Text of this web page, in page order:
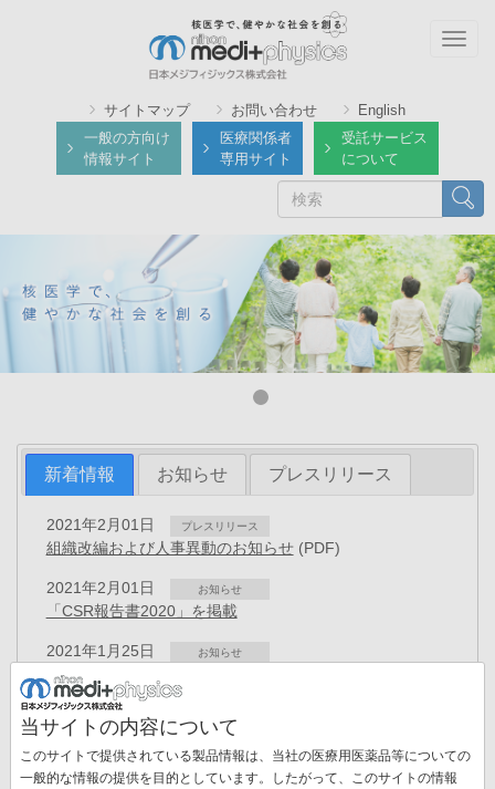
サイトマップ お問い合わせ
English
一般の方向け
情報サイト
医療関係者
専用サイト
受託サービス
について
検索
新着情報 お知らせ プレスリリース
2021年2月01日 プレスリリース
組織改編および人事異動のお知らせ(PDF)
2021年2月01日 お知らせ
「CSR報告書2020」を掲載
2021年1月25日 お知らせ
当社テレビ出演動画のご案内
2021年1月20日
新型コロナウイルス感染者発生について
2020年12月08日 お知らせ
当サイトの内容について
このサイトで提供されている製品情報は、当社の医療用医薬品等についての
一般的な情報の提供を目的としています。したがって、このサイトの情報